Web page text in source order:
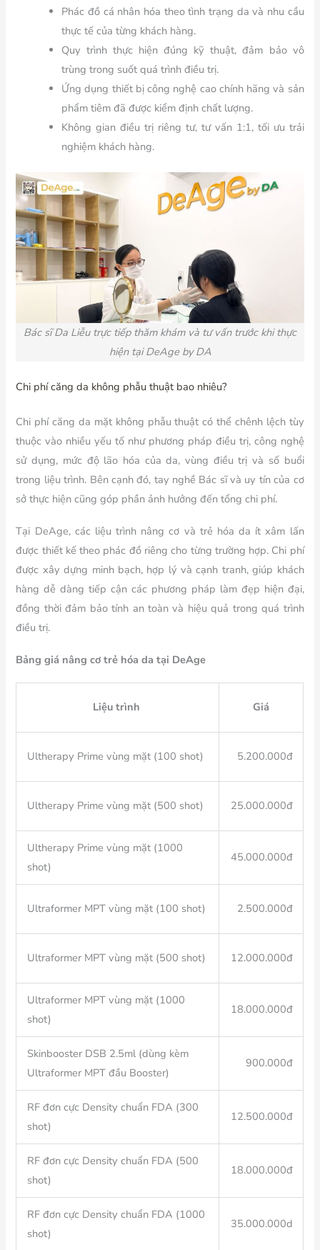
Phác đồ cá nhân hóa theo tình trạng da và nhu cầu
thực tế của từng khách hàng.
Quy trình thực hiện đúng kỹ thuật, đảm bảo vô
trùng trong suốt quá trình điều trị.
Ứng dụng thiết bị công nghệ cao chính hãng và sản
phẩm tiêm đã được kiểm định chất lượng.
Không gian điều trị riêng tư, tư vấn 1:1, tối ưu trải
nghiệm khách hàng.
Bác sĩ Da Liễu trực tiếp thăm khám và tư vấn trước khi thực
hiện tại DeAge by DA
Chi phí căng da không phẫu thuật bao nhiêu?
Chi phí căng da mặt không phẫu thuật có thể chênh lệch tùy
thuộc vào nhiều yếu tố như phương pháp điều trị, công nghệ
sử dụng, mức độ lão hóa của da, vùng điều trị và số buổi
trong liệu trình. Bên cạnh đó, tay nghề Bác sĩ và uy tín của cơ
sở thực hiện cũng góp phần ảnh hưởng đến tổng chi phí.
Tại DeAge, các liệu trình nâng cơ và trẻ hóa da ít xâm lấn
được thiết kế theo phác đồ riêng cho từng trường hợp. Chi phí
được xây dựng minh bạch, hợp lý và cạnh tranh, giúp khách
hàng dễ dàng tiếp cận các phương pháp làm đẹp hiện đại,
đồng thời đảm bảo tính an toàn và hiệu quả trong quá trình
điều trị.
Bảng giá nâng cơ trẻ hóa da tại DeAge
Liệu trình Giá
Ultherapy Prime vùng mặt (100 shot) 5.200.000đ
Ultherapy Prime vùng mặt (500 shot) 25.000.000đ
Ultherapy Prime vùng mặt (1000
shot)
45.000.000đ
Ultraformer MPT vùng mặt (100 shot) 2.500.000đ
Ultraformer MPT vùng mặt (500 shot) 12.000.000đ
Ultraformer MPT vùng mặt (1000
shot)
18.000.000đ
Skinbooster DSB 2.5ml (dùng kèm
Ultraformer MPT đầu Booster)
900.000đ
RF đơn cực Density chuẩn FDA (300
shot)
12.500.000đ
RF đơn cực Density chuẩn FDA (500
shot)
18.000.000đ
RF đơn cực Density chuẩn FDA (1000
shot)
35.000.000d